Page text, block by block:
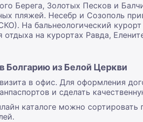
Берега, Золотых Песков и
пляжей. Несебр и Созополь
На бальнеологический
на курортах Равда,
Болгарию из Белой Церкви
в офис. Для оформления
и сделать
каталоге можно